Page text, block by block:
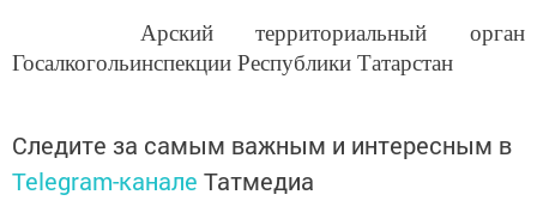
Госалкогольинспекции Республики Татарстан
Telegram-каналеТатмедиа